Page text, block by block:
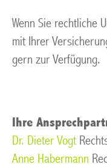
Wenn Sie rechtliche
mit Ihrer
gern zur Verfügung.
Ihre
Dr. Dieter Vogt
Anne Habermann